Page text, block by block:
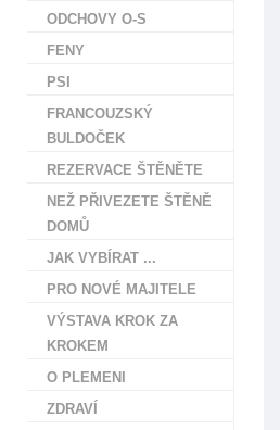
ODCHOVY O-S
FENY
PSI
FRANCOUZSKÝ
BULDOČEK
REZERVACE ŠTĚNĚTE
NEŽ PŘIVEZETE ŠTĚNĚ
DOMŮ
JAK VYBÍRAT ...
PRO NOVÉ MAJITELE
VÝSTAVA KROK ZA
KROKEM
O PLEMENI
ZDRAVÍ